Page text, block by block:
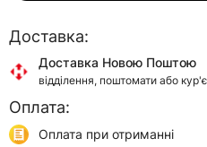
Доставка:
Доставка Новою Поштою
відділення, поштомати або
Доставка Укр Поштою
Оплата:
Оплата при отриманні